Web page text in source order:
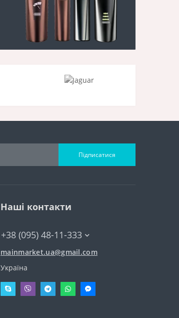
Підписатися
Наші контакти
+38 (095) 48-11-333
mainmarket.ua@gmail.com
Україна